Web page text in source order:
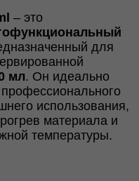
– это
для
мл. Он идеально
использования,
материала и
температуры.